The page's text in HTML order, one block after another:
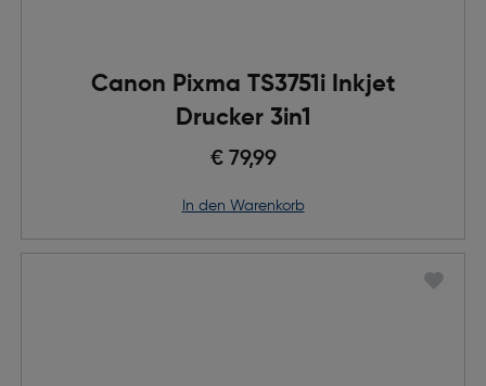
Canon Pixma TS3751i Inkjet
Drucker 3in1
€ 79,99
in den Warenkorb